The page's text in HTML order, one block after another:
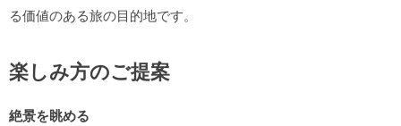
る価値のある旅の目的地です。
楽しみ方のご提案
絶景を眺める